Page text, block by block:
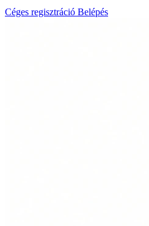
Céges regisztráció Belépés